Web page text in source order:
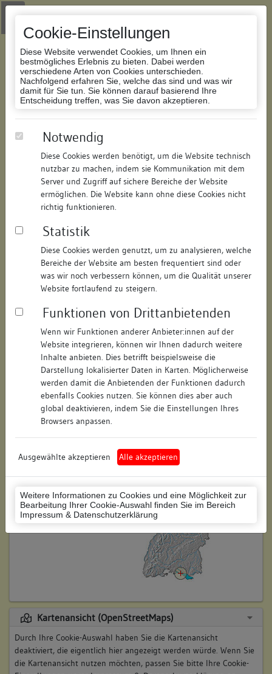
Cookie-Einstellungen
Diese Website verwendet Cookies, um Ihnen ein
bestmögliches Erlebnis zu bieten. Dabei werden
verschiedene Arten von Cookies unterschieden.
Nachfolgend erfahren Sie, welche das sind und was wir
damit für Sie tun. Sie können darauf basierend Ihre
Entscheidung treffen, was Sie davon akzeptieren.
Notwendig
Diese Cookies werden benötigt, um die Website technisch
nutzbar zu machen, indem sie Kommunikation mit dem
Server und Zugriff auf sichere Bereiche der Website
ermöglichen. Die Website kann ohne diese Cookies nicht
richtig funktionieren.
Statistik
Diese Cookies werden genutzt, um zu analysieren, welche
Bereiche der Website am besten frequentiert sind oder
was wir noch verbessern können, um die Qualität unserer
Website fortlaufend zu steigern.
Funktionen von Drittanbietenden
Wenn wir Funktionen anderer Anbieter:innen auf der
Website integrieren, können wir Ihnen dadurch weitere
Inhalte anbieten. Dies betrifft beispielsweise die
Darstellung lokalisierter Daten in Karten. Möglicherweise
werden damit die Anbietenden der Funktionen dadurch
ebenfalls Cookies nutzen. Sie können dies aber auch
global deaktivieren, indem Sie die Einstellungen Ihres
Browsers anpassen.
Ausgewählte akzeptieren Alle akzeptieren
Weitere Informationen zu Cookies und eine Möglichkeit zur
Bearbeitung Ihrer Cookie-Auswahl finden Sie im Bereich
Impressum & Datenschutzerklärung
Zur Navigation springen
Zum Inhalt der Website springen
Datenbank Bauforschung/Restaurierung
214647793320/Datum:21.01.2025
Datenbestand:
Bauforschung
Als PDF herunterladen:
Objektdaten
Straße: Hussenstraße
Hausnummer: 8
Postleitzahl: 78462
Stadt-Teilort: Konstanz
Regierungsbezirk: Freiburg
Konstanz (Landkreis)
Wohnplatzschlüssel: 8335043012
Flurstücknummer: keine
Historischer Straßenname: keiner
Lage des Wohnplatzes:
Kartenansicht (OpenStreetMaps)
Durch Ihre Cookie-Auswahl haben Sie die Kartenansicht
deaktiviert, die eigentlich hier angezeigt werden würde. Wenn Sie
die Kartenansicht nutzen möchten, passen Sie bitte Ihre Cookie-